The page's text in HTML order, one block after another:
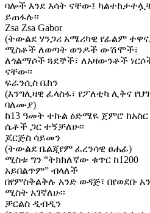
ባሎች እንደ እሳት ናቸው፤
ይጠፋሉ፡፡
Zsa Zsa Gabor
(ትውልደ ሃንጋሪ አሜሪካዊ የፊልም
ሚስቶች ለወጣት ወንዶች ውሽሞች፣
ለጎልማሶች ጓደኞች፣ ለአዛውንቶች
ናቸው፡፡
ፍራንሲስ ቤከን
(እንግሊዛዊ ፈላስፋ፣ የፖለቲካ ሊቅና የህግ
ባለሙያ)
ከ13 ዓመት ተኩል ዕድሜዬ ጀምሮ
ሴቶች ጋር ተኝቻለሁ፡፡
ጆርጅስ ሳይመን
(ትውልደ ቤልጂየም ፈረንሳዊ ፀሐፊ)
ሚስቱ ግን “ትክክለኛው ቁጥር ከ1200
አይበልጥም” ብላለች
በየምስቅልቅሉ አንድ ወዳጅ፣ በየወደቡ
ሚስት አገኛለሁ፡፡
ቻርልስ ዲብዲን